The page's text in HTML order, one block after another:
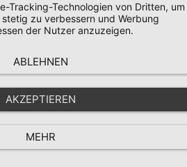
Tracking-Technologien von Dritten, um
zu verbessern und Werbung
der Nutzer anzuzeigen.
ABLEHNEN
AKZEPTIEREN
MEHR